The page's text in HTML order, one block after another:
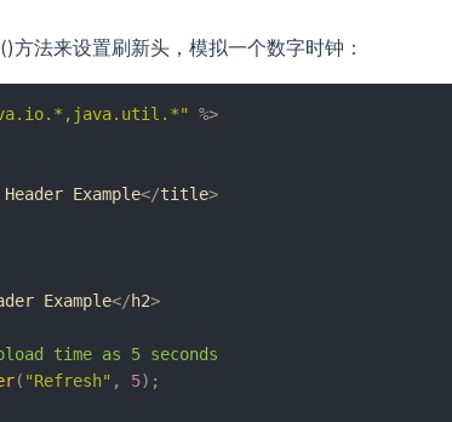
法来设置刷新头，模拟一个数字时钟：
%>
Header Example</title>
Example</h2>
time as 5 seconds
( "Refresh" , 5) ;